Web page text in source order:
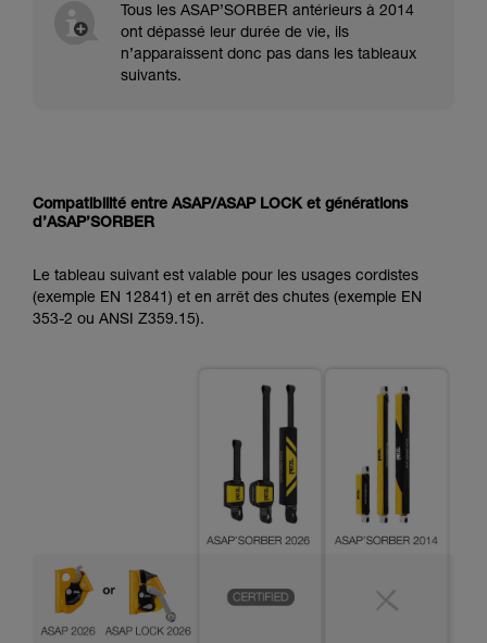
Tous les ASAP’SORBER antérieurs à 2014
ont dépassé leur durée de vie, ils
n’apparaissent donc pas dans les tableaux
suivants.
Compatibilité entre ASAP/ASAP LOCK et générations
d’ASAP’SORBER
Le tableau suivant est valable pour les usages cordistes
(exemple EN 12841) et en arrêt des chutes (exemple EN
353-2 ou ANSI Z359.15).